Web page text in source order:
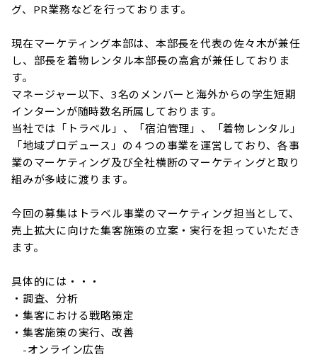
グ、PR業務などを行っております。
現在マーケティング本部は、本部長を代表の佐々木が兼任
し、部長を着物レンタル本部長の高倉が兼任しておりま
す。
マネージャー以下、3名のメンバーと海外からの学生短期
インターンが随時数名所属しております。
当社では「トラベル」、「宿泊管理」、「着物レンタル」
「地域プロデュース」の４つの事業を運営しており、各事
業のマーケティング及び全社横断のマーケティングと取り
組みが多岐に渡ります。
今回の募集はトラベル事業のマーケティング担当として、
売上拡大に向けた集客施策の立案・実行を担っていただき
ます。
具体的には・・・
・調査、分析
・集客における戦略策定
・集客施策の実行、改善
-オンライン広告